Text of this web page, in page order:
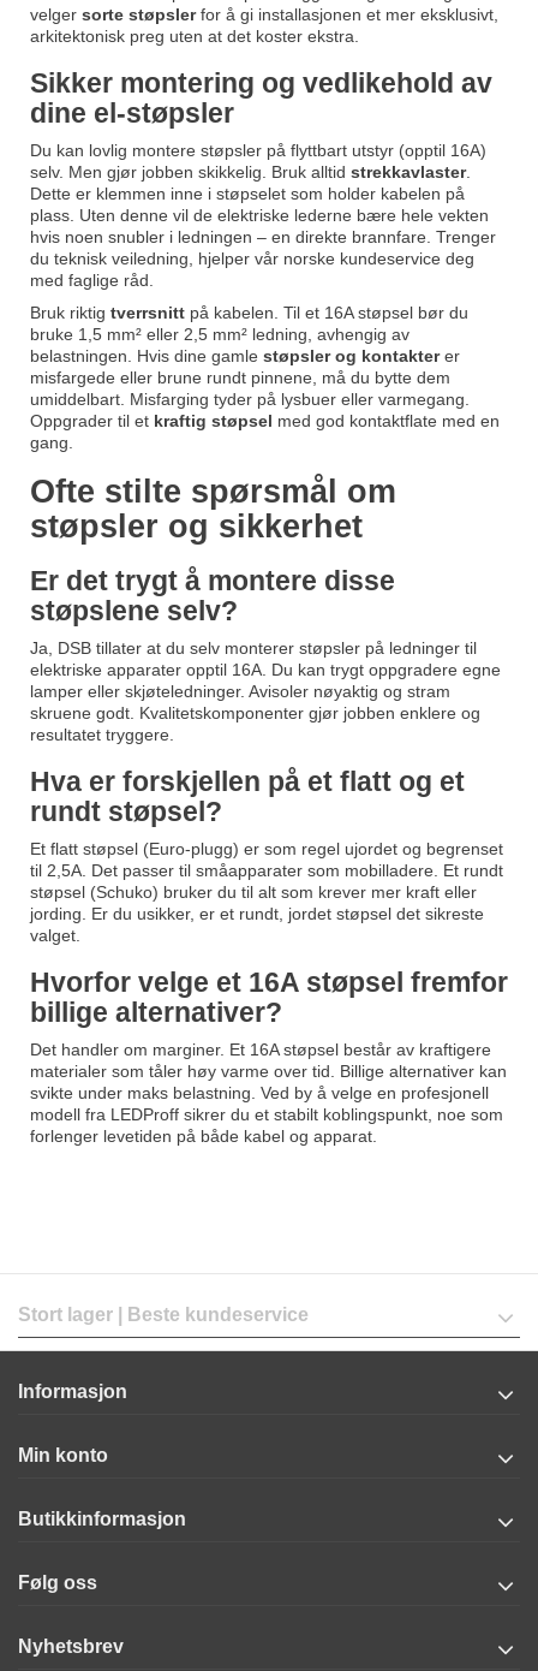
velger sorte støpslerfor å gi installasjonen et mer eksklusivt,
arkitektonisk preg uten at det koster ekstra.
Sikker montering og vedlikehold av
dine el-støpsler
Du kan lovlig montere støpsler på flyttbart utstyr (opptil 16A)
selv. Men gjør jobben skikkelig. Bruk alltid strekkavlaster.
Dette er klemmen inne i støpselet som holder kabelen på
plass. Uten denne vil de elektriske lederne bære hele vekten
hvis noen snubler i ledningen – en direkte brannfare. Trenger
du teknisk veiledning, hjelper vår norske kundeservice deg
med faglige råd.
Bruk riktig tverrsnitt på kabelen. Til et 16A støpsel bør du
bruke 1,5 mm² eller 2,5 mm² ledning, avhengig av
belastningen. Hvis dine gamle støpsler og kontakterer
misfargede eller brune rundt pinnene, må du bytte dem
umiddelbart. Misfarging tyder på lysbuer eller varmegang.
Oppgrader til et kraftig støpsel med god kontaktflate med en
gang.
Ofte stilte spørsmål om
støpsler og sikkerhet
Er det trygt å montere disse
støpslene selv?
Ja, DSB tillater at du selv monterer støpsler på ledninger til
elektriske apparater opptil 16A. Du kan trygt oppgradere egne
lamper eller skjøteledninger. Avisoler nøyaktig og stram
skruene godt. Kvalitetskomponenter gjør jobben enklere og
resultatet tryggere.
Hva er forskjellen på et flatt og et
rundt støpsel?
Et flatt støpsel (Euro-plugg) er som regel ujordet og begrenset
til 2,5A. Det passer til småapparater som mobilladere. Et rundt
støpsel (Schuko) bruker du til alt som krever mer kraft eller
jording. Er du usikker, er et rundt, jordet støpsel det sikreste
valget.
Hvorfor velge et 16A støpsel fremfor
billige alternativer?
Det handler om marginer. Et 16A støpsel består av kraftigere
materialer som tåler høy varme over tid. Billige alternativer kan
svikte under maks belastning. Ved by å velge en profesjonell
modell fra LEDProff sikrer du et stabilt koblingspunkt, noe som
forlenger levetiden på både kabel og apparat.
Stort lager | Beste kundeservice
Informasjon
Min konto
Butikkinformasjon
Følg oss
Nyhetsbrev